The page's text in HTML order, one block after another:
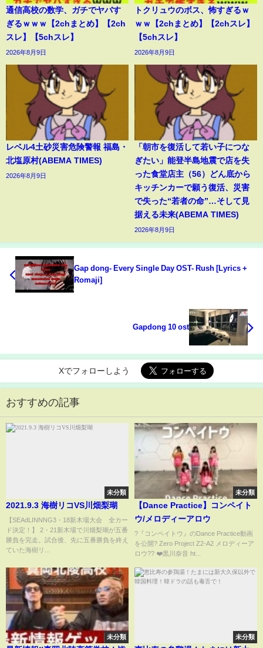
通信高校の数学、ガチでヤバす
ぎるｗｗｗ【2chまとめ】【2ch
スレ】【5chスレ】
2026年8月9日
トクリュウのボス、怖すぎるｗ
ｗｗ【2chまとめ】【2chスレ】
【5chスレ】
2026年8月9日
レベル4土砂災害危険警報 福島・
北塩原村(ABEMA TIMES)
2026年8月9日
「朝市を復活して若い子につな
ぎたい」能登半島地震で店を失
った食堂店主（56）どん底から
キッチンカーで願う復活、災害
で失った“若者の命”…そして見
据える未来(ABEMA TIMES)
2026年8月9日
Gap dong- Every Single Day OST- Rush [Lyrics +
Romaji]
Gapdong 10 ost
Xでフォローしよう
おすすめの記事
未分類
2021.9.3 海樹リコVS川畑梨瑚
【SEAdLINNNG3・18新木場大会 全カー
ド決定！】 2・21新木場で川畑梨瑚が五番
勝負を完走。試合後、先に五番勝負を終え
ていた海樹リ...
未分類
【Dance Practice】コンペイト
ウ/メロディーアロウ
?『コンペイトウ』のDance Practice動画
を公開? Zero Project Z2-A2 メロディーア
ロウ?? ❤️黒川奈音 ht...
未分類 未分類